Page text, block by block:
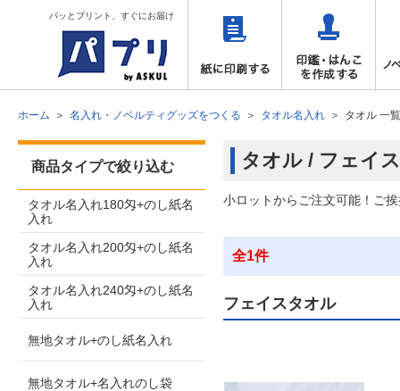
パッとプリント、すぐにお届け
ホーム 名入れ・ノベルティグッズをつくる タオル名入れ タオル 一覧
タオル / フェイ
小ロットからご注文可能！ご
全1件
フェイスタオル
商品タイプで絞り込む
タオル名入れ180匁+のし紙名
入れ
タオル名入れ200匁+のし紙名
入れ
タオル名入れ240匁+のし紙名
入れ
無地タオル+のし紙名入れ
無地タオル+名入れのし袋